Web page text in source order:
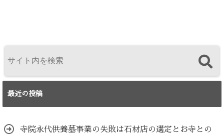
最近の投稿
寺院永代供養墓事業の失敗は石材店の選定とお寺との